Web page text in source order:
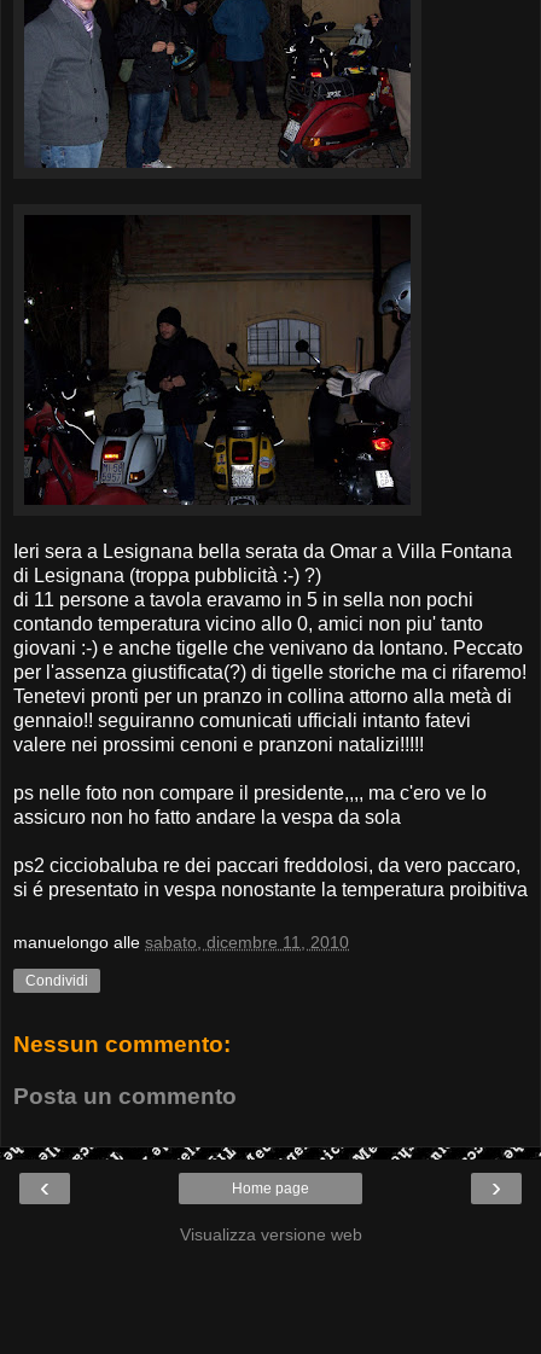
Ieri sera a Lesignana bella serata da Omar a Villa Fontana
di Lesignana (troppa pubblicità :-) ?)
di 11 persone a tavola eravamo in 5 in sella non pochi
contando temperatura vicino allo 0, amici non piu' tanto
giovani :-) e anche tigelle che venivano da lontano. Peccato
per l'assenza giustificata(?) di tigelle storiche ma ci rifaremo!
Tenetevi pronti per un pranzo in collina attorno alla metà di
gennaio!! seguiranno comunicati ufficiali intanto fatevi
valere nei prossimi cenoni e pranzoni natalizi!!!!!
ps nelle foto non compare il presidente,,,, ma c'ero ve lo
assicuro non ho fatto andare la vespa da sola
ps2 cicciobaluba re dei paccari freddolosi, da vero paccaro,
si é presentato in vespa nonostante la temperatura proibitiva
manuelongo alle sabato, dicembre 11, 2010
Condividi
Nessun commento:
Posta un commento
‹ ›
Home page
Visualizza versione web